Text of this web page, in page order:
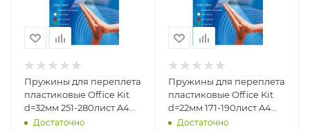
Пружины для переплета
пластиковые Office Kit
d=32мм 251-280лист A4
черный (50шт) BP2100
Достаточно
Пружины для переплета
пластиковые Office Kit
d=22мм 171-190лист A4
белый (50шт) BP2065
Достаточно